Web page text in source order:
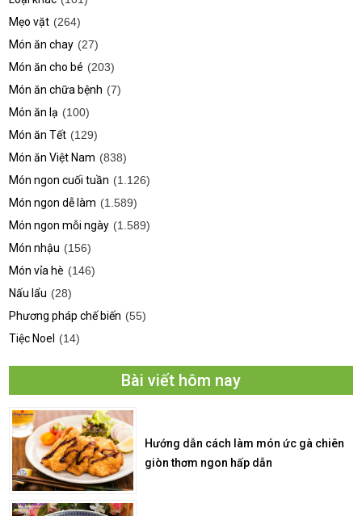
Mẹo vặt (264)
Món ăn chay (27)
Món ăn cho bé (203)
Món ăn chữa bệnh (7)
Món ăn lạ (100)
Món ăn Tết (129)
Món ăn Việt Nam (838)
Món ngon cuối tuần (1.126)
Món ngon dễ làm (1.589)
Món ngon mỗi ngày (1.589)
Món nhậu (156)
Món vỉa hè (146)
Nấu lẩu (28)
Phương pháp chế biến (55)
Tiệc Noel
(14)
Bài viết hôm nay
Hướng dẫn cách làm món ức gà chiên
giòn thơm ngon hấp dẫn